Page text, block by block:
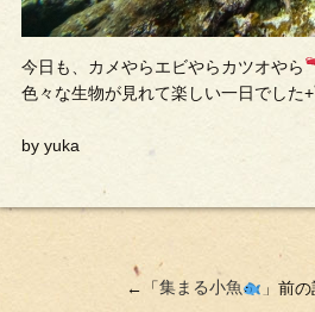
今日も、カメやらエビやらカツオやら
色々な生物が見れて楽しい一日でした+
by yuka
←「集まる小魚 」前